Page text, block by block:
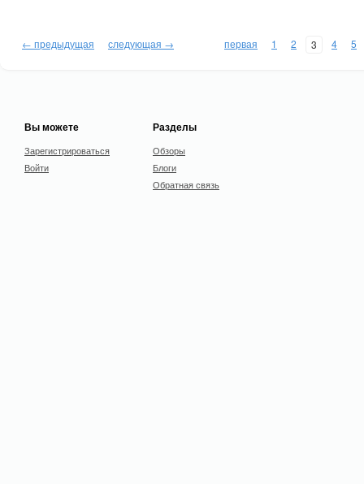
← предыдущая следующая → первая 1 2 3 4 5
Вы можете
Зарегистрироваться
Войти
Разделы
Обзоры
Блоги
Обратная связь